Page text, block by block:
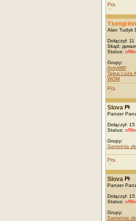
Ysengrinn
Alan Tudyk
Dołączył:
Skąd:
Status:
Grupy:
AntyWiP
Tajna Loża
WOM
Slova
Panzer
Dołączył:
Status:
Grupy:
Samotnia
Slova
Panzer
Dołączył:
Status:
Grupy:
Samotnia